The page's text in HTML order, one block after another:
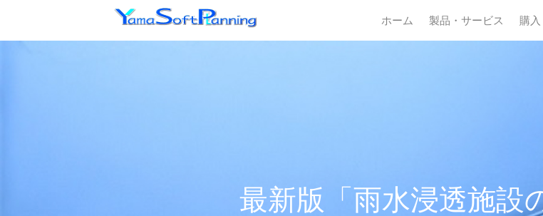
ホーム 製品・サービス 購
最新版「雨水浸透施設